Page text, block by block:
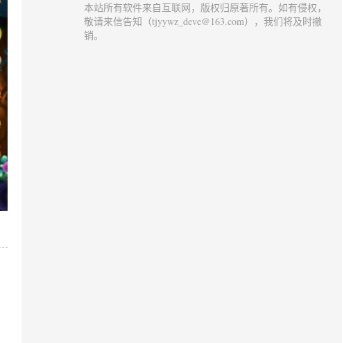
本站所有软件来自互联网，版权归原著所有。如有侵权，
敬请来信告知（tjyywz_deve@163.com），我们将及时撤
销。